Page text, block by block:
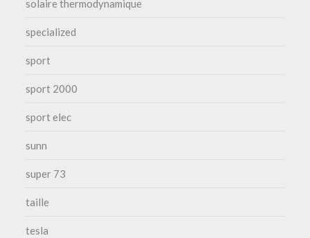
solaire thermodynamique
specialized
sport
sport 2000
sport elec
sunn
super 73
taille
tesla